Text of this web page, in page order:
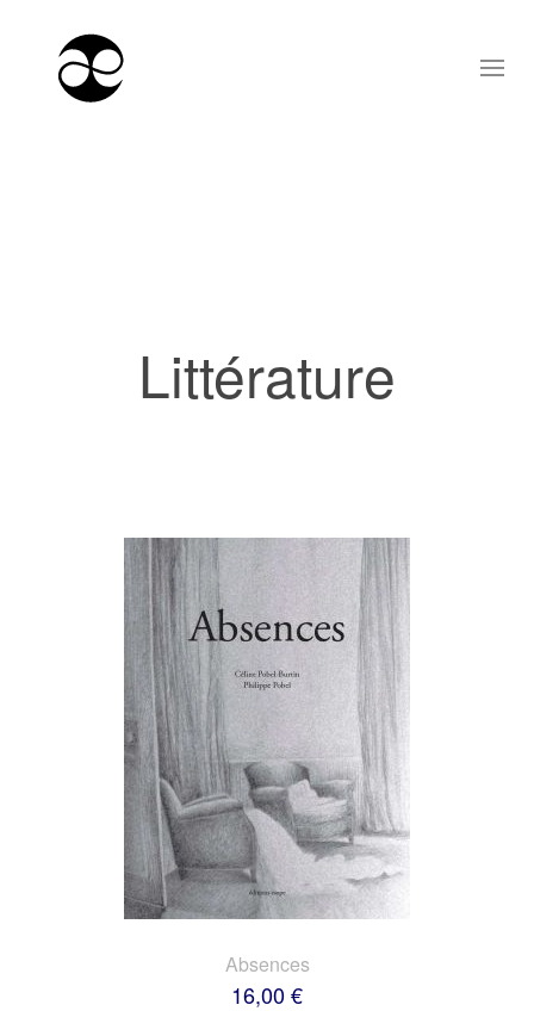
Littérature
Absences
16,00 €